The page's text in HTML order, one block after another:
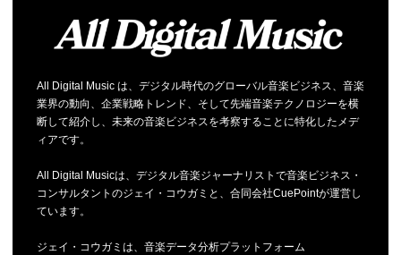
All Digital Music は、デジタル時代のグローバル音楽ビジネス、音楽
業界の動向、企業戦略トレンド、そして先端音楽テクノロジーを横
断して紹介し、未来の音楽ビジネスを考察することに特化したメデ
ィアです。
All Digital Musicは、デジタル音楽ジャーナリストで音楽ビジネス・
コンサルタントのジェイ・コウガミと、合同会社CuePointが運営し
ています。
ジェイ・コウガミは、音楽データ分析プラットフォーム